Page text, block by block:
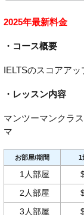
2025年最新料金
・コース概要
IELTSのスコアアッ
・レッスン内容
マンツーマンクラ
マ
お部屋/期間 1
1人部屋
2人部屋
3人部屋